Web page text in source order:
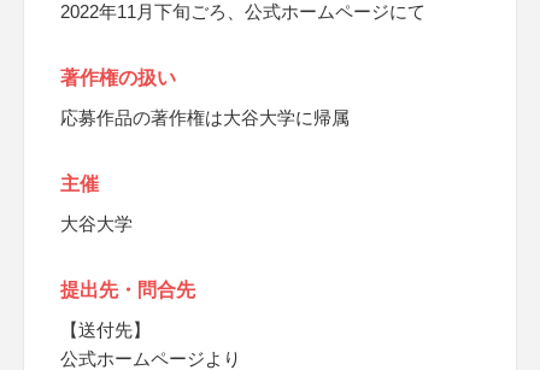
2022年11月下旬ごろ、公式ホームページにて
著作権の扱い
応募作品の著作権は大谷大学に帰属
主催
大谷大学
提出先・問合先
【送付先】
公式ホームページより